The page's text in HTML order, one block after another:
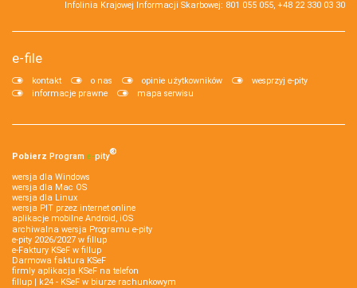
Infolinia Krajowej Informacji Skarbowej: 801 055 055, +48 22 330 03 30
e-file
kontakt o nas opinie użytkowników
wesprzyj e-pity
informacje prawne
mapa serwisu
Pobierz Program e‑pity®
wersja dla Windows
wersja dla Mac OS
wersja dla Linux
wersja PIT przez internet online
aplikacje mobilne Android, iOS
archiwalna wersja Programu e-pity
e-pity 2026/2027 w fillup
e‑Faktury KSeF w fillup
Darmowa faktura KSeF
firmly aplikacja KSeF na telefon
fillup | k24 - KSeF w biurze rachunkowym